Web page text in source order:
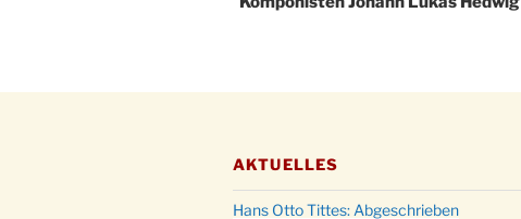
AKTUELLES
Hans Otto Tittes: Abgeschrieben